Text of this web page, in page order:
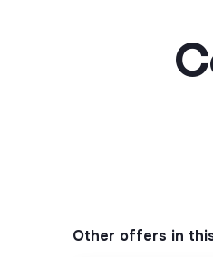
Other offers in